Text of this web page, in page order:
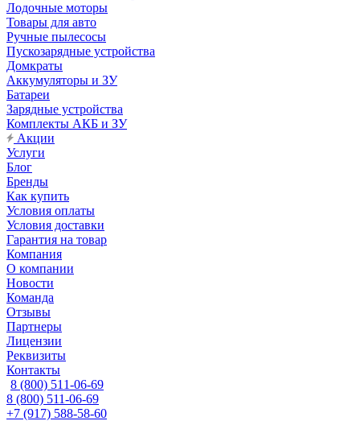
Лодочные моторы
Товары для авто
Ручные пылесосы
Пускозарядные устройства
Домкраты
Аккумуляторы и ЗУ
Батареи
Зарядные устройства
Комплекты АКБ и ЗУ
Акции
Услуги
Блог
Бренды
Как купить
Условия оплаты
Условия доставки
Гарантия на товар
Компания
О компании
Новости
Команда
Отзывы
Партнеры
Лицензии
Реквизиты
Контакты
8 (800) 511-06-69
8 (800) 511-06-69
+7 (917) 588-58-60